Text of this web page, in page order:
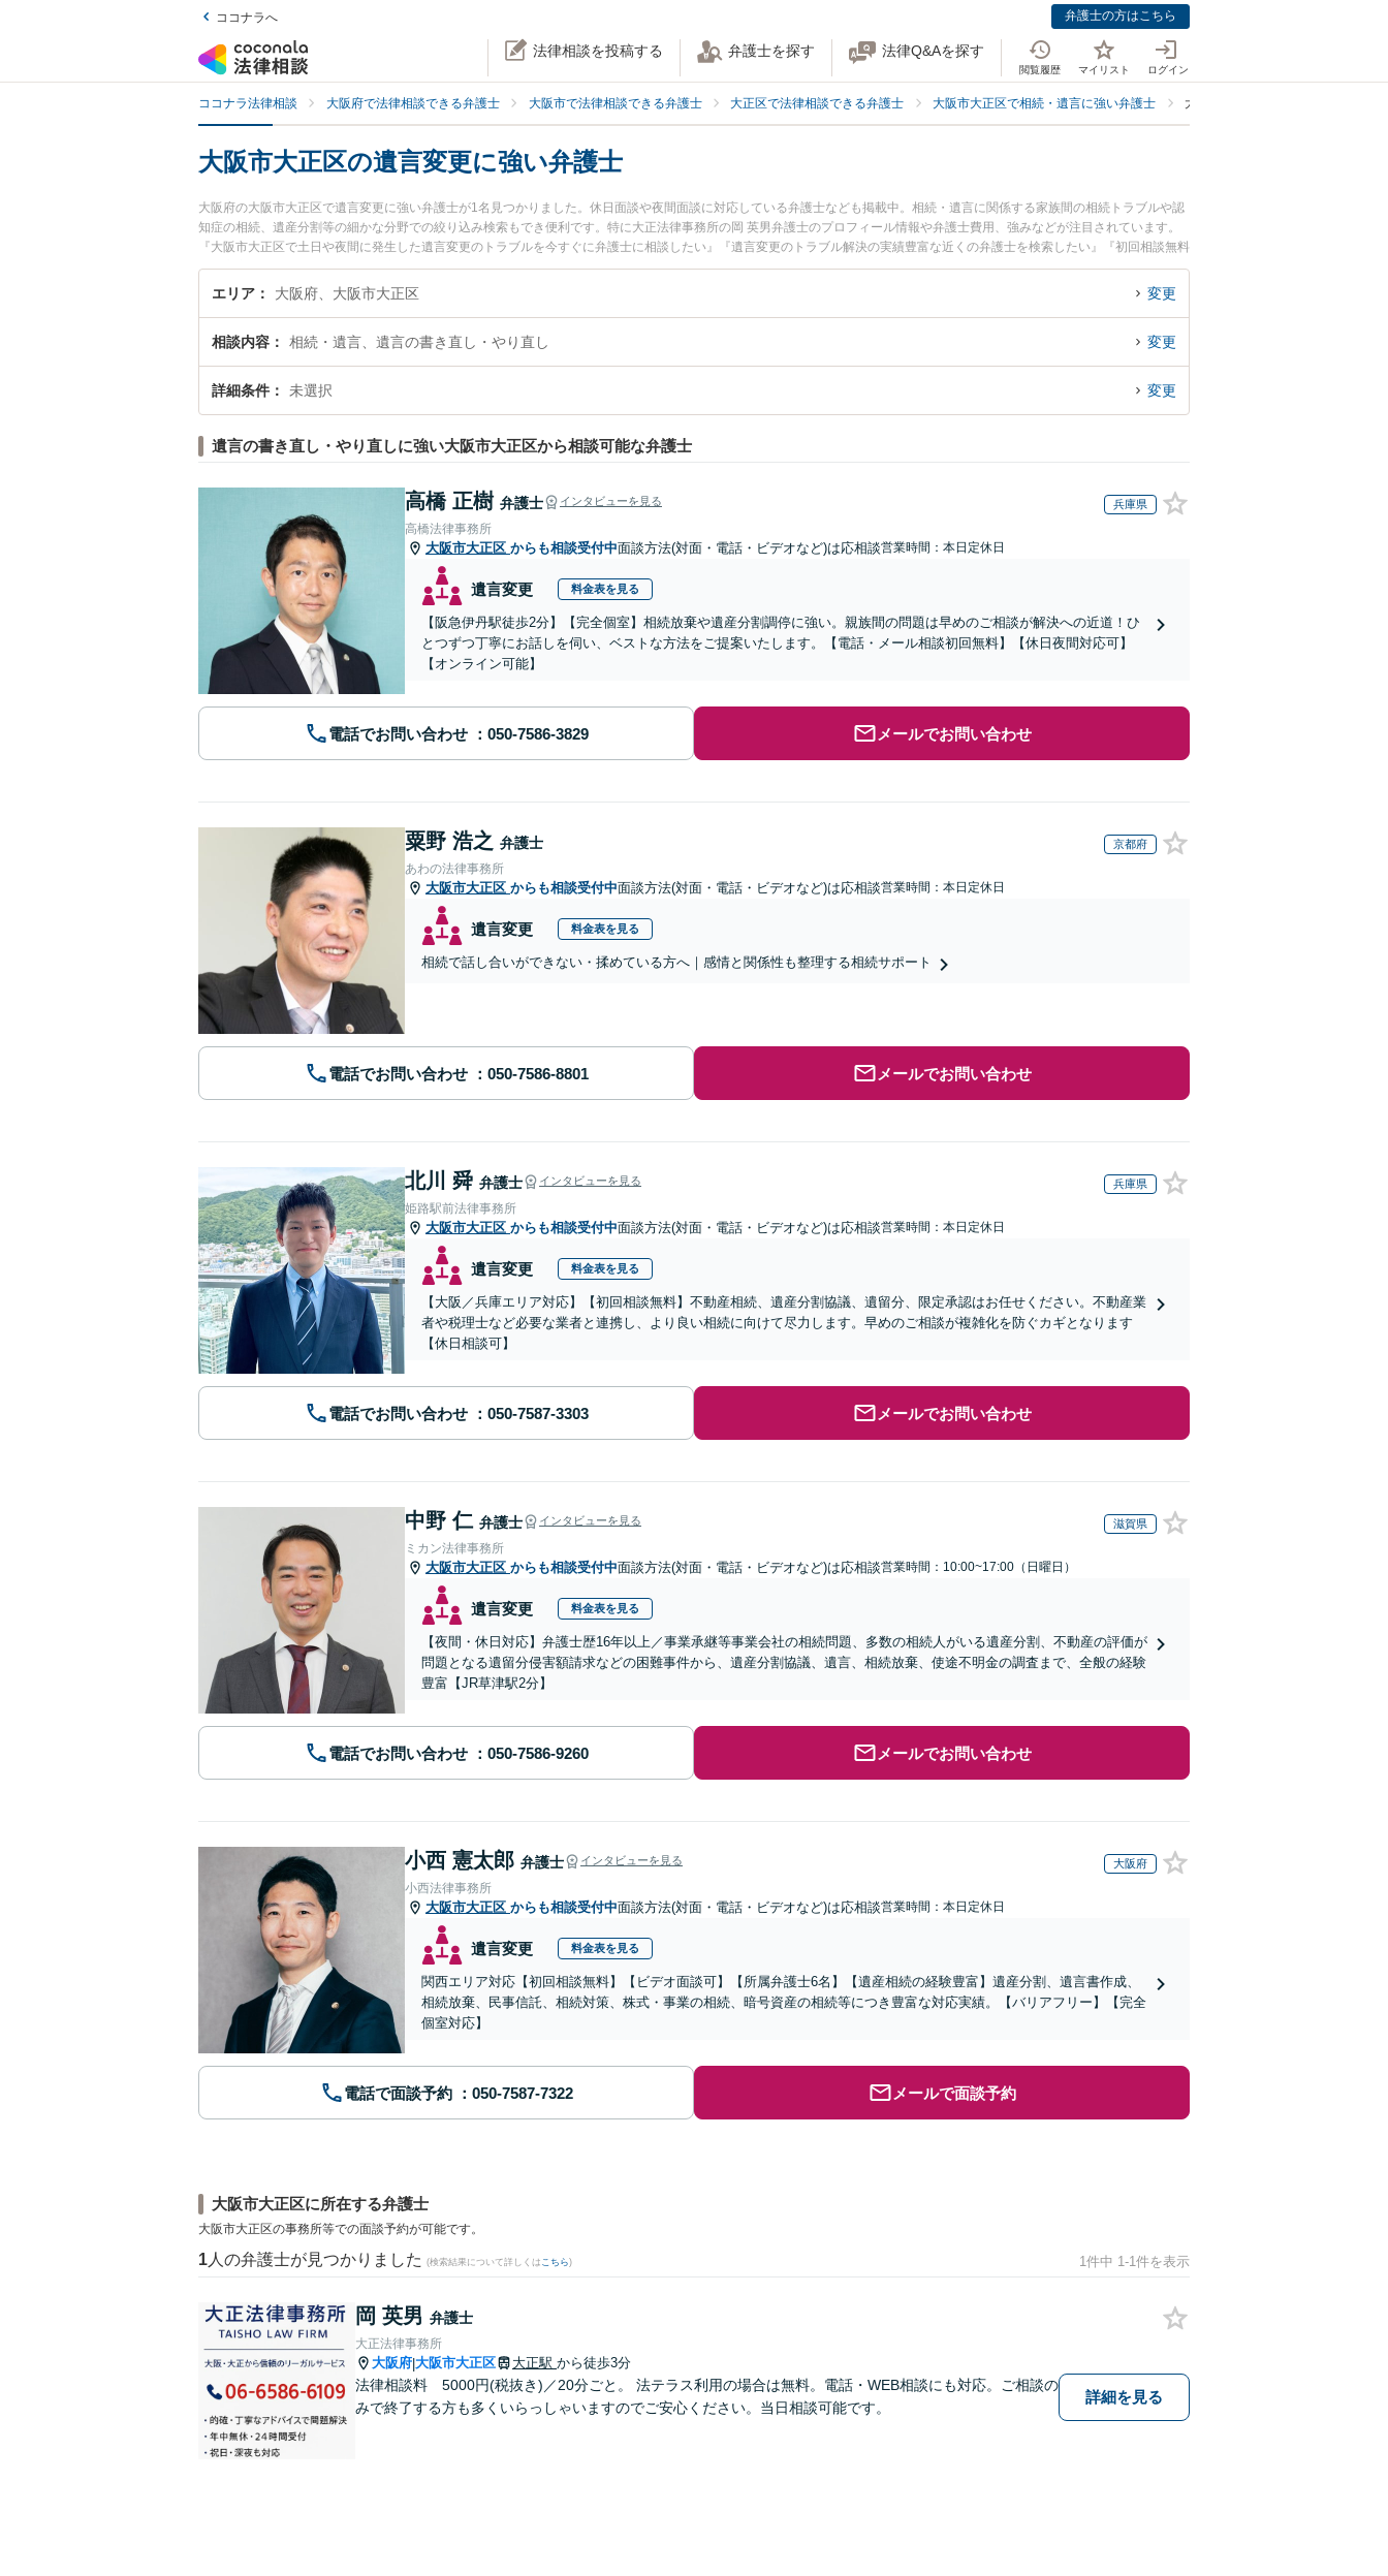
ココナラへ 弁護士の方はこちら
法律相談を投稿する 弁護士を探す 法律Q&Aを探す
閲覧履歴 マイリスト ログイン
ココナラ法律相談 大阪府で法律相談できる弁護士 大阪市で法律相談できる弁護士 大正区で法律相談できる弁護士 大阪市大正区で相続・遺言に強い弁護士 大阪市大正区で遺言の書き直し・や
大阪市大正区の遺言変更に強い弁護士
大阪府の大阪市大正区で遺言変更に強い弁護士が1名見つかりました。休日面談や夜間面談に対応している弁護士なども掲載中。相続・遺言に関係する家族間の相続トラブルや認
知症の相続、遺産分割等の細かな分野での絞り込み検索もでき便利です。特に大正法律事務所の岡 英男弁護士のプロフィール情報や弁護士費用、強みなどが注目されています。
『大阪市大正区で土日や夜間に発生した遺言変更のトラブルを今すぐに弁護士に相談したい』『遺言変更のトラブル解決の実績豊富な近くの弁護士を検索したい』『初回相談無料
で遺言変更を法律相談できる大阪市大正区内の弁護士に相談予約したい』などでお困りの相談者さんにおすすめです。
エリア 大阪府、大阪市大正区 変更
相談内容 相続・遺言、遺言の書き直し・やり直し 変更
詳細条件 未選択 変更
遺言の書き直し・やり直しに強い大阪市大正区から相談可能な弁護士
高橋 正樹 弁護士 インタビューを見る 兵庫県
高橋法律事務所
大阪市大正区 からも相談受付中面談方法(対面・電話・ビデオなど)は応相談営業時間：本日定休日
遺言変更 料金表を見る
【阪急伊丹駅徒歩2分】【完全個室】相続放棄や遺産分割調停に強い。親族間の問題は早めのご相談が解決への近道！ひ
とつずつ丁寧にお話しを伺い、ベストな方法をご提案いたします。【電話・メール相談初回無料】【休日夜間対応可】
【オンライン可能】
電話でお問い合わせ メールでお問い合わせ
粟野 浩之 弁護士 京都府
あわの法律事務所
大阪市大正区 からも相談受付中面談方法(対面・電話・ビデオなど)は応相談営業時間：本日定休日
遺言変更 料金表を見る
相続で話し合いができない・揉めている方へ｜感情と関係性も整理する相続サポート
電話でお問い合わせ メールでお問い合わせ
北川 舜 弁護士 インタビューを見る 兵庫県
姫路駅前法律事務所
大阪市大正区 からも相談受付中面談方法(対面・電話・ビデオなど)は応相談営業時間：本日定休日
遺言変更 料金表を見る
【大阪／兵庫エリア対応】【初回相談無料】不動産相続、遺産分割協議、遺留分、限定承認はお任せください。不動産業
者や税理士など必要な業者と連携し、より良い相続に向けて尽力します。早めのご相談が複雑化を防ぐカギとなります
【休日相談可】
電話でお問い合わせ メールでお問い合わせ
中野 仁 弁護士 インタビューを見る 滋賀県
ミカン法律事務所
大阪市大正区 からも相談受付中面談方法(対面・電話・ビデオなど)は応相談営業時間：10:00~17:00（日曜日）
遺言変更 料金表を見る
【夜間・休日対応】弁護士歴16年以上／事業承継等事業会社の相続問題、多数の相続人がいる遺産分割、不動産の評価が
問題となる遺留分侵害額請求などの困難事件から、遺産分割協議、遺言、相続放棄、使途不明金の調査まで、全般の経験
豊富【JR草津駅2分】
電話でお問い合わせ メールでお問い合わせ
小西 憲太郎 弁護士 インタビューを見る 大阪府
小西法律事務所
大阪市大正区 からも相談受付中面談方法(対面・電話・ビデオなど)は応相談営業時間：本日定休日
遺言変更 料金表を見る
関西エリア対応【初回相談無料】【ビデオ面談可】【所属弁護士6名】【遺産相続の経験豊富】遺産分割、遺言書作成、
相続放棄、民事信託、相続対策、株式・事業の相続、暗号資産の相続等につき豊富な対応実績。【バリアフリー】【完全
個室対応】
電話で面談予約 メールで面談予約
大阪市大正区に所在する弁護士
大阪市大正区の事務所等での面談予約が可能です。
1 人の弁護士が見つかりました (検索結果について詳しくは こちら) 1件中 1-1件を表示
岡 英男 弁護士
大正法律事務所
大阪府|大阪市大正区 大正駅 から徒歩3分
法律相談料 5000円(税抜き)／20分ごと。 法テラス利用の場合は無料。電話・WEB相談にも対応。ご相談の
みで終了する方も多くいらっしゃいますのでご安心ください。当日相談可能です。
詳細を見る